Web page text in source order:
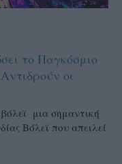
το Παγκόσμιο
οι
μια σημαντική
Βόλεϊ που απειλεί